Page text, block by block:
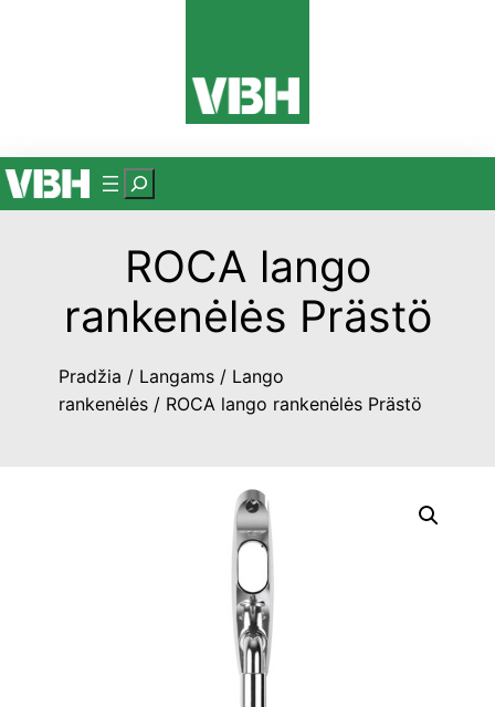
P
a
e
k
ROCA lango
rankenėlės Prästö
Pradžia / Langams / Lango
rankenėlės / ROCA lango rankenėlės Prästö